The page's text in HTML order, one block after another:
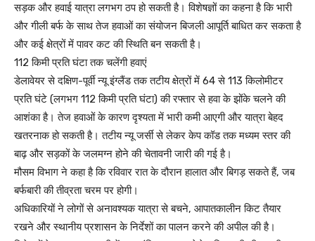
सड़क और हवाई यात्रा लगभग ठप हो सकती है। विशेषज्ञों का कहना है कि भारी
और गीली बर्फ के साथ तेज हवाओं का संयोजन बिजली आपूर्ति बाधित कर सकता है
और कई क्षेत्रों में पावर कट की स्थिति बन सकती है।
112 किमी प्रति घंटा तक चलेंगी हवाएं
डेलावेयर से दक्षिण-पूर्वी न्यू इंग्लैंड तक तटीय क्षेत्रों में 64 से 113 किलोमीटर
प्रति घंटे (लगभग 112 किमी प्रति घंटा) की रफ्तार से हवा के झोंके चलने की
आशंका है। तेज हवाओं के कारण दृश्यता में भारी कमी आएगी और यात्रा बेहद
खतरनाक हो सकती है। तटीय न्यू जर्सी से लेकर केप कॉड तक मध्यम स्तर की
बाढ़ और सड़कों के जलमग्न होने की चेतावनी जारी की गई है।
मौसम विभाग ने कहा है कि रविवार रात के दौरान हालात और बिगड़ सकते हैं, जब
बर्फबारी की तीव्रता चरम पर होगी।
अधिकारियों ने लोगों से अनावश्यक यात्रा से बचने, आपातकालीन किट तैयार
रखने और स्थानीय प्रशासन के निर्देशों का पालन करने की अपील की है।